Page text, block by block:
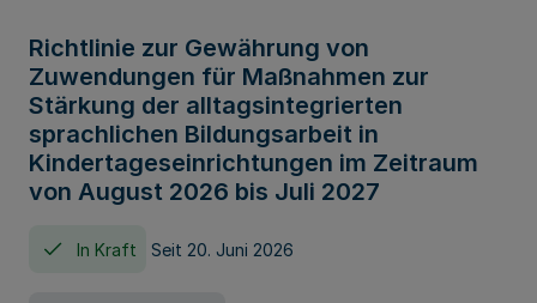
Richtlinie zur Gewährung von
Zuwendungen für Maßnahmen zur
Stärkung der alltagsintegrierten
sprachlichen Bildungsarbeit in
Kindertageseinrichtungen im Zeitraum
von August 2026 bis Juli 2027
In Kraft Seit 20. Juni 2026